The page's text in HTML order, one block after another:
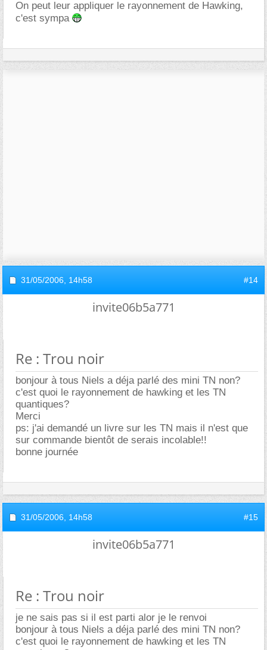
On peut leur appliquer le rayonnement de Hawking,
c'est sympa
31/05/2006, 14h58 #14
invite06b5a771
Re : Trou noir
bonjour à tous Niels a déja parlé des mini TN non?
c'est quoi le rayonnement de hawking et les TN
quantiques?
Merci
ps: j'ai demandé un livre sur les TN mais il n'est que
sur commande bientôt de serais incolable!!
bonne journée
31/05/2006, 14h58 #15
invite06b5a771
Re : Trou noir
je ne sais pas si il est parti alor je le renvoi
bonjour à tous Niels a déja parlé des mini TN non?
c'est quoi le rayonnement de hawking et les TN